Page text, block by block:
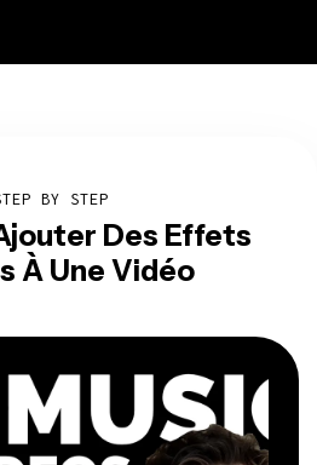
BY STEP
Des Effets
À Une Vidéo